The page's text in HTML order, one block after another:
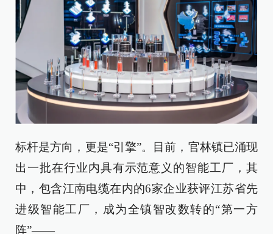
标杆是方向，更是“引擎”。目前，官林镇已涌现
出一批在行业内具有示范意义的智能工厂，其
中，包含江南电缆在内的6家企业获评江苏省先
进级智能工厂，成为全镇智改数转的“第一方
阵”——